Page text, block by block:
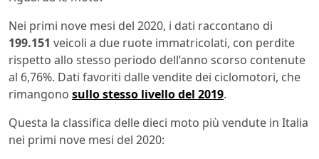
Nei primi nove mesi del 2020, i dati raccontano di
199.151 veicoli a due ruote immatricolati, con perdite
rispetto allo stesso periodo dell’anno scorso contenute
al 6,76%. Dati favoriti dalle vendite dei ciclomotori, che
rimangono sullo stesso livello del 2019.
Questa la classifica delle dieci moto più vendute in Italia
nei primi nove mesi del 2020: